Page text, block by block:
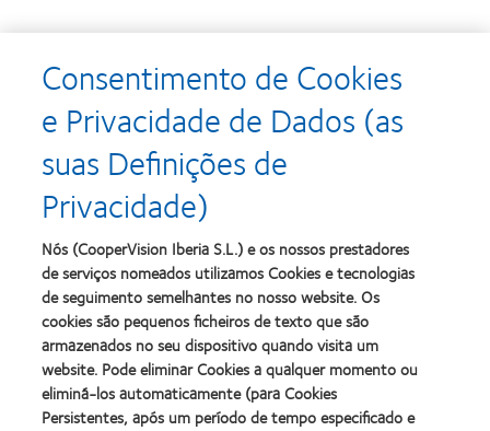
Learn
more
about
Prémio
Silmo
d’Or
para
o
produto
com
MyDay™
(2013)
Learn
more
about
Produto
do
Ano
Contacto
(2013)
Learn
about
2012
&
2010
Melhores
Empresas
para
Líderes
(2012)
about
2011
Best
Factory
Awards
(2011)
Learn
more
about
ODMA
2011
Learn
more
about
2012
Consentimento de Cookies
e Privacidade de Dados (as
suas Definições de
Privacidade)
Nós (CooperVision Iberia S.L.) e os nossos prestadores
de serviços nomeados utilizamos Cookies e tecnologias
de seguimento semelhantes no nosso website. Os
cookies são pequenos ficheiros de texto que são
armazenados no seu dispositivo quando visita um
website. Pode eliminar Cookies a qualquer momento ou
eliminá-los automaticamente (para Cookies
Persistentes, após um período de tempo especificado e